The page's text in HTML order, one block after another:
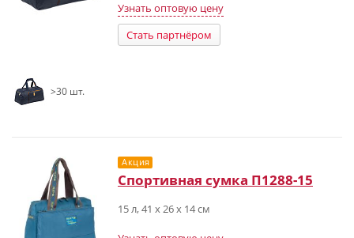
Узнать оптовую цену
Стать партнёром
>30 шт.
Акция
Спортивная сумка П1288-15
15 л, 41 х 26 х 14 см